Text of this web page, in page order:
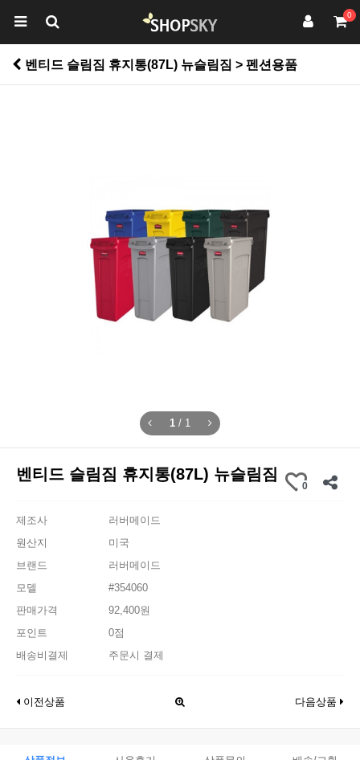
0
벤티드 슬림짐 휴지통(87L) 뉴슬림짐 > 펜션용품
1 / 1
벤티드 슬림짐 휴지통(87L) 뉴슬림짐
0
제조사
러버메이드
원산지
미국
브랜드
러버메이드
모델
#354060
판매가격
92,400원
포인트
0점
배송비결제
주문시 결제
이전상품 다음상품